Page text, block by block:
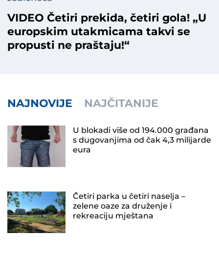
VIDEO Četiri prekida, četiri gola! „U
europskim utakmicama takvi se
propusti ne praštaju!“
NAJNOVIJE NAJČITANIJE
U blokadi više od 194.000 građana
s dugovanjima od čak 4,3 milijarde
eura
Četiri parka u četiri naselja –
zelene oaze za druženje i
rekreaciju mještana